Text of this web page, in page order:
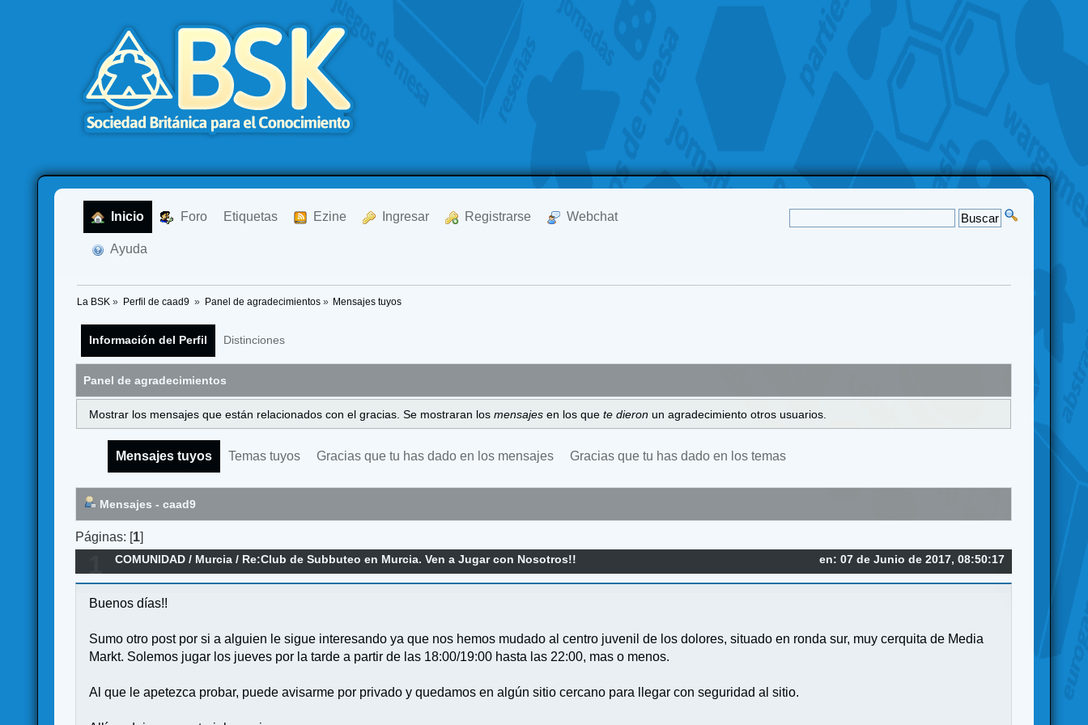
Inicio Foro Etiquetas Ezine Ingresar Registrarse Webchat
Ayuda
La BSK » Perfil de caad9 » Panel de agradecimientos» Mensajes tuyos
Información del Perfil Distinciones
Panel de agradecimientos
Mostrar los mensajes que están relacionados con el gracias. Se mostraran los mensajes en los que te dieron un agradecimiento otros usuarios.
Mensajes tuyos Temas tuyos Gracias que tu has dado en los mensajes Gracias que tu has dado en los temas
Mensajes - caad9
Páginas: [1]
en: 07 de Junio de 2017, 08:50:17
COMUNIDAD / Murcia / Re:Club de Subbuteo en Murcia. Ven a Jugar con Nosotros!!
Buenos días!!
Sumo otro post por si a alguien le sigue interesando ya que nos hemos mudado al centro juvenil de los dolores, situado en ronda sur, muy cerquita de Media
Markt. Solemos jugar los jueves por la tarde a partir de las 18:00/19:00 hasta las 22:00, mas o menos.
Al que le apetezca probar, puede avisarme por privado y quedamos en algún sitio cercano para llegar con seguridad al sitio.